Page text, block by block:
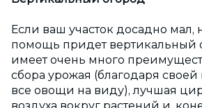
Если ваш участок досадно мал,
помощь придет вертикальный
имеет очень много
сбора урожая (благодаря своей
все овощи на виду), лучшая